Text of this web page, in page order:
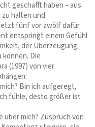
geschafft haben – aus
halten und
fünf vor zwölf dafür.
entspringt einem Gefühl
der Überzeugung
Die
(1997) von vier
Bin ich aufgeregt,
fühle, desto größer ist
über mich? Zuspruch von